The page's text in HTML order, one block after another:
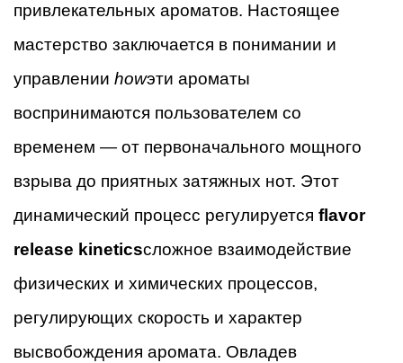
привлекательных ароматов. Настоящее
мастерство заключается в понимании и
управлении howэти ароматы
воспринимаются пользователем со
временем — от первоначального мощного
взрыва до приятных затяжных нот. Этот
динамический процесс регулируется flavor
release kineticsсложное взаимодействие
физических и химических процессов,
регулирующих скорость и характер
высвобождения аромата. Овладев